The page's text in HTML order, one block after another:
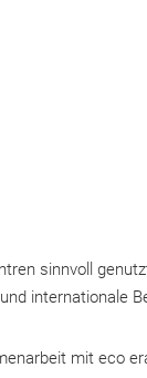
sinnvoll
internationale
mit eco